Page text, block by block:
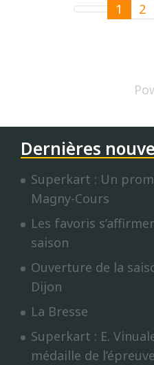
1
2
Dernières
Superkart : Un
Magny-Cours
Les favoris
saison
Ouverture de la
Dijon
La Bresse
Superkart : E.
médaille de